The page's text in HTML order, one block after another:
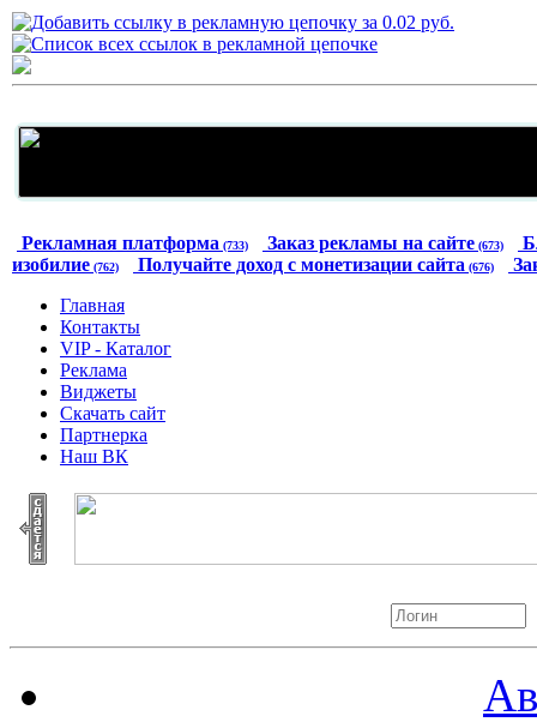
Рекламная платформа (733) Заказ рекламы на сайте (673)
изобилие (762) Получайте доход с монетизации сайта (676)
Главная
Контакты
VIP - Каталог
Реклама
Виджеты
Скачать сайт
Партнерка
Наш ВК